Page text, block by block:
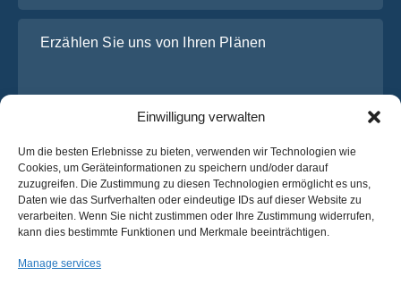
Einwilligung verwalten
Um die besten Erlebnisse zu bieten, verwenden wir Technologien wie
Cookies, um Geräteinformationen zu speichern und/oder darauf
zuzugreifen. Die Zustimmung zu diesen Technologien ermöglicht es uns,
Daten wie das Surfverhalten oder eindeutige IDs auf dieser Website zu
verarbeiten. Wenn Sie nicht zustimmen oder Ihre Zustimmung widerrufen,
kann dies bestimmte Funktionen und Merkmale beeinträchtigen.
Manage services
Ich habe dieDatenschutz-Bestimmungenvon OsaBus
gelesen und stimme ihnen zu.